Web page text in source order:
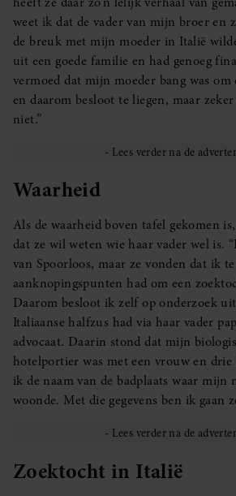
weet ik dat de vader van mijn broer en
de breuk met mijn moeder in Italië
uit een goede familie en had genoeg
vermoed dat mijn moeder bang was
en daarom besloot te liegen, maar
niet.”
Waarheid
Als de waarheid boven tafel gekomen
dat ze wil weten wie haar vader wel is.
van Spoorloos, maar ze vonden dat ik
aanknopingspunten had om een
Daarom besloot ik zelf op onderzoek
Italiaanse halfzus had via haar vader
advocaat. Daarin stond dat mijn
hotelportier was met een vrouw en
ik de naam van de badplaats waar mijn
woonde. Met die gegevens ben ik gaan
Zoektocht in Italië